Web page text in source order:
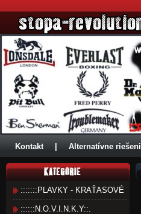
Kontakt Alternatívne
:::::::PLAVKY - KRAŤASOVÉ
::::::N.O.V.I.N.K.Y::.